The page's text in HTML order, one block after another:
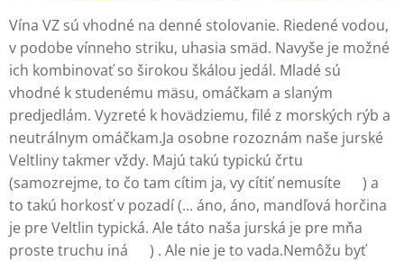
Vína VZ sú vhodné na denné stolovanie. Riedené vodou,
v podobe vínneho striku, uhasia smäd. Navyše je možné
ich kombinovať so širokou škálou jedál. Mladé sú
vhodné k studenému mäsu, omáčkam a slaným
predjedlám. Vyzreté k hovädziemu, filé z morských rýb a
neutrálnym omáčkam.Ja osobne rozoznám naše jurské
Veltliny takmer vždy. Majú takú typickú črtu
(samozrejme, to čo tam cítim ja, vy cítiť nemusíte 😏) a
to takú horkosť v pozadí (... áno, áno, mandľová horčina
je pre Veltlin typická. Ale táto naša jurská je pre mňa
proste truchu iná 🥰) . Ale nie je to vada.Nemôžu byť